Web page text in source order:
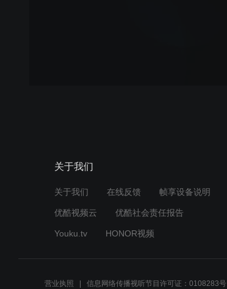
关于我们
关于我们 在线反馈 帧享设备说明
优酷视频云 优酷社会责任报告
Youku.tv HONOR视频
营业执照 信息网络传播视听节目许可证：0108283号